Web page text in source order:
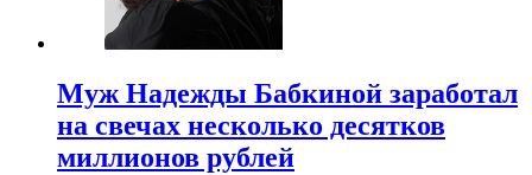
Муж Надежды Бабкиной заработал
на свечах несколько десятков
миллионов рублей